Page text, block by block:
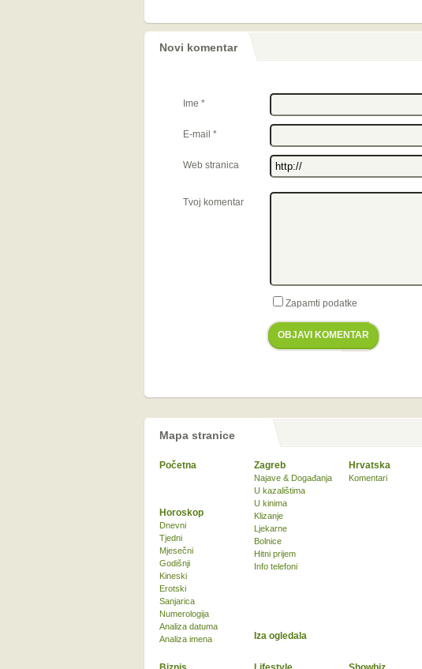
Novi komentar
Ime *
E-mail *
Web stranica
Tvoj komentar
Zapamti podatke
OBJAVI KOMENTAR
Mapa stranice
Početna Zagreb
Najave & Događanja
U kazalištima
U kinima
Klizanje
Ljekarne
Bolnice
Hitni prijem
Info telefoni
Hrvatska
Komentari
Horoskop
Dnevni
Tjedni
Mjesečni
Godišnji
Kineski
Erotski
Sanjarica
Numerologija
Analiza datuma
Analiza imena
Iza ogledala